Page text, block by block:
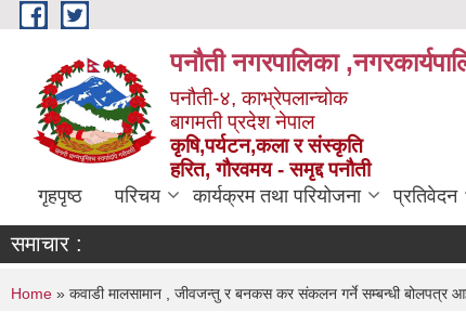
Skip to main content
पनौती नगरपालिका
पनौती-४, काभ्रेपलान्चोक
बागमती प्रदेश नेपाल
कृषि,पर्यटन,कला र संस्कृति
हरित, गौरवमय - समृद्द पनौती
गृहपृष्ठ परिचय कार्यक्रम तथा परियोजना प्रतिवेदन
समाचार :
You are here
Home » कवाडी मालसामान , जीवजन्तु र बनकस कर संकलन गर्ने सम्बन्धी बोलपत्र